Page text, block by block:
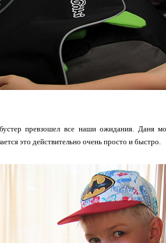
превзошел все наши ожидания. Даня
это действительно очень просто и быстро.